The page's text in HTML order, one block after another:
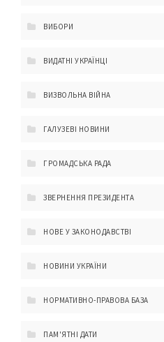
ВИБОРИ
ВИДАТНІ УКРАЇНЦІ
ВИЗВОЛЬНА ВІЙНА
ГАЛУЗЕВІ НОВИНИ
ГРОМАДСЬКА РАДА
ЗВЕРНЕННЯ ПРЕЗИДЕНТА
НОВЕ У ЗАКОНОДАВСТВІ
НОВИНИ УКРАЇНИ
НОРМАТИВНО-ПРАВОВА БАЗА
ПАМ'ЯТНІ ДАТИ